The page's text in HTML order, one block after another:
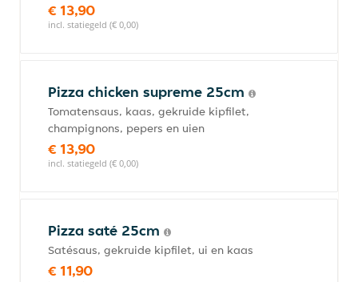
€ 13,90
incl. statiegeld (€ 0,00)
Pizza chicken supreme 25cm
Tomatensaus, kaas, gekruide kipfilet,
champignons, pepers en uien
€ 13,90
incl. statiegeld (€ 0,00)
Pizza saté 25cm
Satésaus, gekruide kipfilet, ui en kaas
€ 11,90